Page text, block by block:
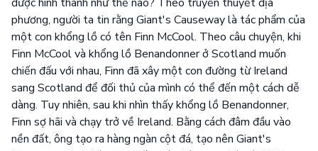
phương, người ta tin rằng Giant's Causeway là tác phẩm của
một con khổng lồ có tên Finn McCool. Theo câu chuyện, khi
Finn McCool và khổng lồ Benandonner ở Scotland muốn
chiến đấu với nhau, Finn đã xây một con đường từ Ireland
sang Scotland để đối thủ của mình có thể đến một cách dễ
dàng. Tuy nhiên, sau khi nhìn thấy khổng lồ Benandonner,
Finn sợ hãi và chạy trở về Ireland. Bằng cách đâm đầu vào
nền đất, ông tạo ra hàng ngàn cột đá, tạo nên Giant's